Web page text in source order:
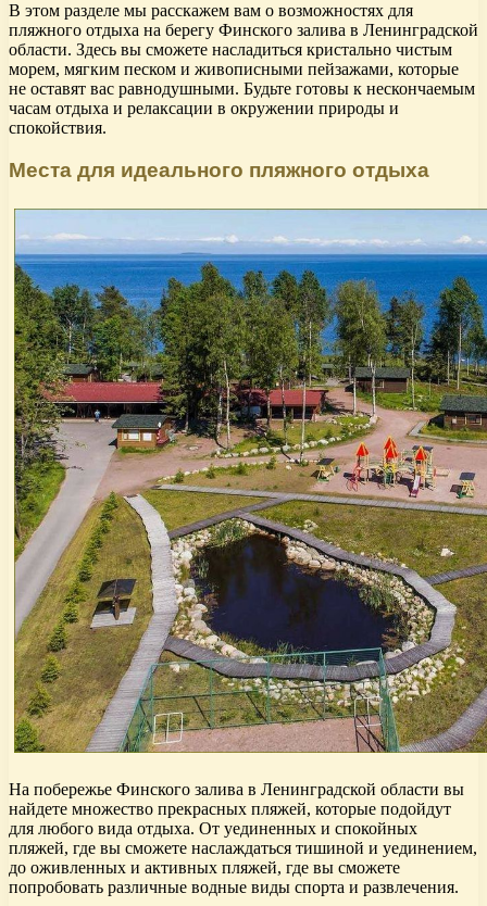
В этом разделе мы расскажем вам о возможностях для
пляжного отдыха на берегу Финского залива в Ленинградской
области. Здесь вы сможете насладиться кристально чистым
морем, мягким песком и живописными пейзажами, которые
не оставят вас равнодушными. Будьте готовы к нескончаемым
часам отдыха и релаксации в окружении природы и
спокойствия.
Места для идеального пляжного отдыха
На побережье Финского залива в Ленинградской области вы
найдете множество прекрасных пляжей, которые подойдут
для любого вида отдыха. От уединенных и спокойных
пляжей, где вы сможете наслаждаться тишиной и уединением,
до оживленных и активных пляжей, где вы сможете
попробовать различные водные виды спорта и развлечения.